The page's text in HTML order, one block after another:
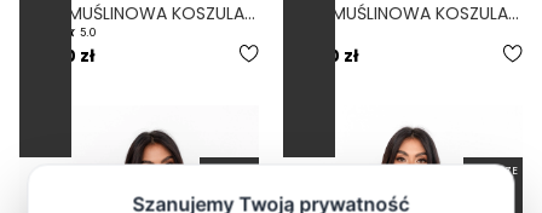
REY - MUŚLINOWA KOSZULA OVERSIZE CZARNA
5.0
179,00 zł
REY - MUŚLINOWA KOSZULA OVERSIZE CZEKOLADOWA
179,00 zł
OVERSIZE